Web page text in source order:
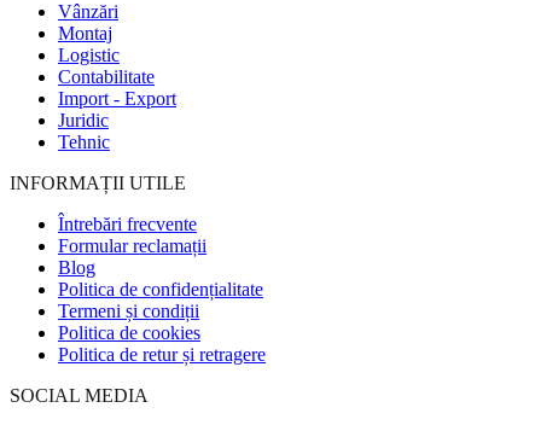
Vânzări
Montaj
Logistic
Contabilitate
Import - Export
Juridic
Tehnic
INFORMAȚII UTILE
Întrebări frecvente
Formular reclamații
Blog
Politica de confidențialitate
Termeni și condiții
Politica de cookies
Politica de retur și retragere
SOCIAL MEDIA